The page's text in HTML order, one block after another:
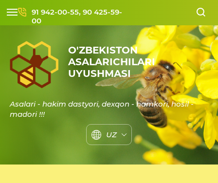
O'ZBEKISTON
ASALARICHILARI
UYUSHMASI
Asalari - hakim dastyori, dexqon - hamkori, hosil -
madori !!!
UZ
91 942-00-55, 90 425-59-
00